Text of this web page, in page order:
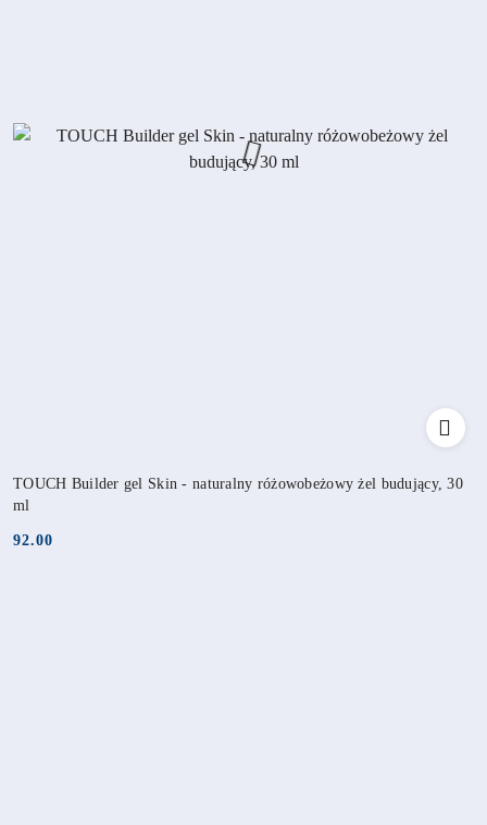
TOUCH Builder gel Skin - naturalny różowobeżowy żel budujący, 30
ml
Cena:
92.00